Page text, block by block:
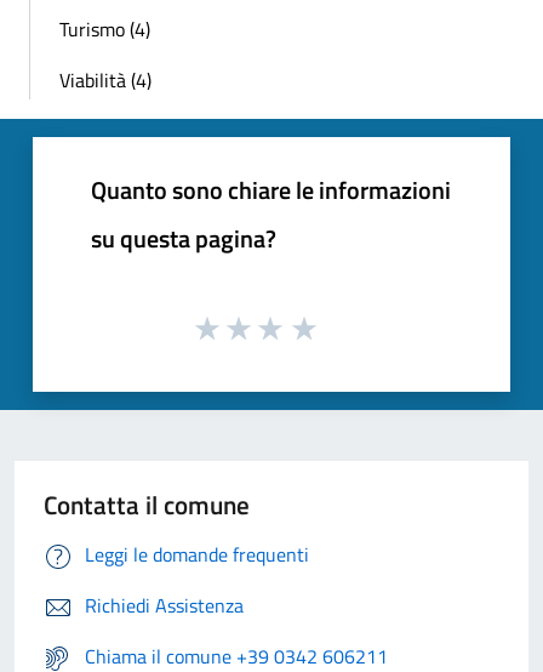
Turismo (4)
Viabilità (4)
Quanto sono chiare le informazioni
su questa pagina?
Contatta il comune
Leggi le domande frequenti
Richiedi Assistenza
Chiama il comune +39 0342 606211